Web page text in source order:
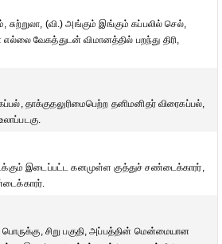
சுற்றுலா, (வி.) அங்கும் இங்கும் கப்பலில் செல்,
வேகத்துடன் விமானத்தில் பறந்து திரி,
தாக்குதலுரிமைபெற்ற தனிமனிதர் விரைகப்பல்,
இடைப்பட்ட கனமுள்ள குத்துச் சண்டைக்காரர்,
பொருக்கு, சிறு பகுதி, அப்பத்தின் மென்மையான